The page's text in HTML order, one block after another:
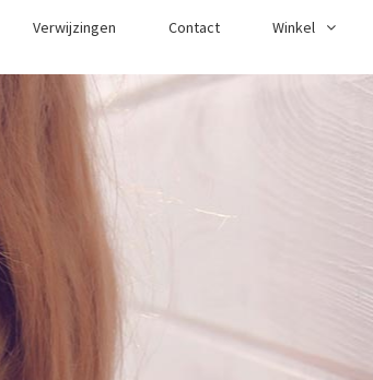
Verwijzingen Contact Winkel